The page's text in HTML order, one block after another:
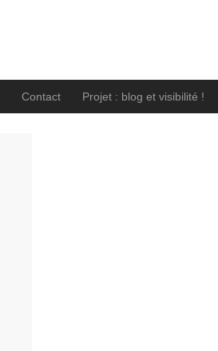
Contact Projet : blog et visibilité !